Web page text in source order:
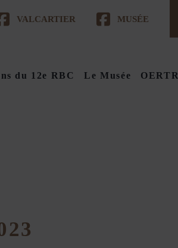
VALCARTIER MUSÉE
du 12e RBC Le Musée OERTR